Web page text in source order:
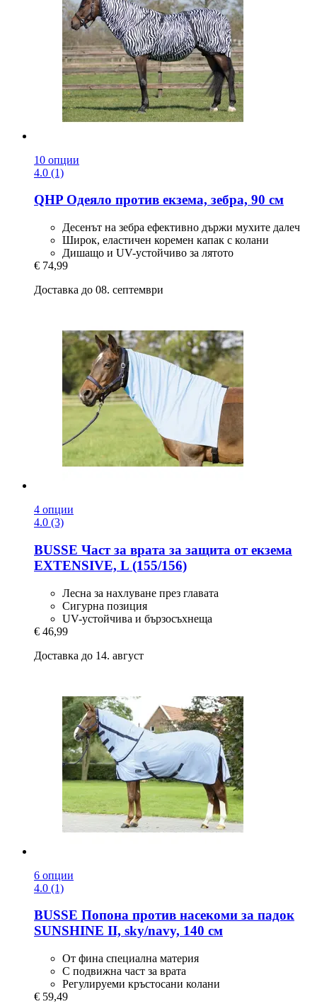
10 опции
4.0 (1)
QHP Одеяло против екзема, зебра, 90 см
Десенът на зебра ефективно държи мухите далеч
Широк, еластичен коремен капак с колани
Дишащо и UV-устойчиво за лятото
€ 74,99
Доставка до 08. септември
4 опции
4.0 (3)
BUSSE Част за врата за защита от екзема
EXTENSIVE, L (155/156)
Лесна за нахлуване през главата
Сигурна позиция
UV-устойчива и бързосъхнеща
€ 46,99
Доставка до 14. август
6 опции
4.0 (1)
BUSSE Попона против насекоми за падок
SUNSHINE II, sky/navy, 140 см
От фина специална материя
С подвижна част за врата
Регулируеми кръстосани колани
€ 59,49